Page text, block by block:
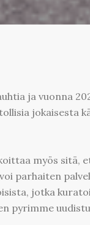
ja vuonna
jokaisesta
myös sitä,
parhaiten
jotka
pyrimme